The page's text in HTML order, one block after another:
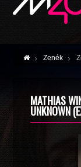
Zenék
MATHIAS
UNKNOWN